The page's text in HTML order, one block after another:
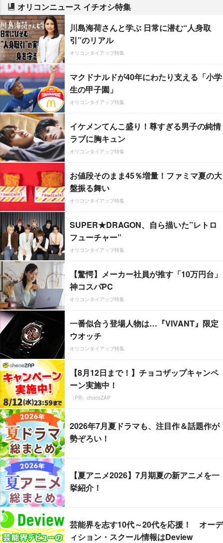
オリコンニュース イチオシ特集
川島海荷さんと学ぶ 日常に潜む“人身取
引”のリアル
オリコンタイアップ特集
マクドナルドが40年にわたり支える「小学
生の甲子園」
オリコンタイアップ特集
イケメンてんこ盛り！尊すぎる男子の純情
ラブに胸キュン
オリコンタイアップ特集
お値段そのまま45％増量！ファミマ夏の大
盤振る舞い
オリコンタイアップ特集
SUPER★DRAGON、自ら描いた”レトロ
フューチャー”
オリコンタイアップ特集
【驚愕】メーカー社員が推す「10万円台」
神コスパPC
オリコンタイアップ特集
一番似合う登場人物は…『VIVANT』限定
ウオッチ
オリコンタイアップ特集
【8月12日まで！】チョコザップキャンペ
ーン実施中！
（PR）chocoZAP
2026年7月夏ドラマも、注目作＆話題作が
勢ぞろい！
【夏アニメ2026】7月期夏の新アニメを一
挙紹介！
芸能界を志す10代～20代を応援！ オーデ
ィション・スクール情報はDeview